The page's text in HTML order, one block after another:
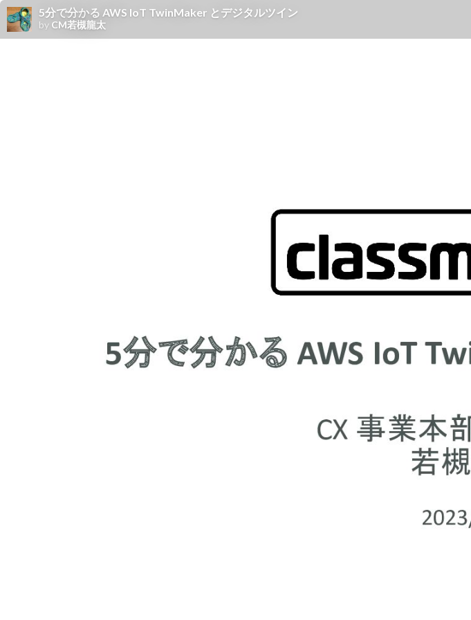
5分で分かる AWS IoT TwinMaker とデジタルツイン
by CM若槻龍太